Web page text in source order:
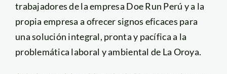
trabajadores de la empresa Doe Run Perú y a la
propia empresa a ofrecer signos eficaces para
una solución integral, pronta y pacífica a la
problemática laboral y ambiental de La Oroya.